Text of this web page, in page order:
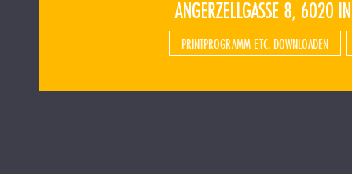
PRINTPROGRAMM ETC. DOWNLOADEN